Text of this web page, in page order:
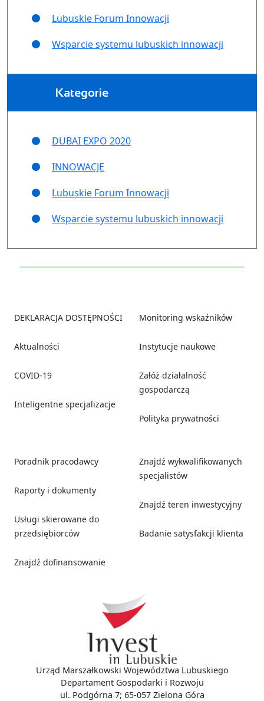
Lubuskie Forum Innowacji
Wsparcie systemu lubuskich innowacji
Kategorie
DUBAI EXPO 2020
INNOWACJE
Lubuskie Forum Innowacji
Wsparcie systemu lubuskich innowacji
DEKLARACJA DOSTĘPNOŚCI
Aktualności
COVID-19
Inteligentne specjalizacje
Monitoring wskaźników
Instytucje naukowe
Załóż działalność
gospodarczą
Polityka prywatności
Poradnik pracodawcy
Raporty i dokumenty
Usługi skierowane do
przedsiębiorców
Znajdź dofinansowanie
Znajdź wykwalifikowanych
specjalistów
Znajdź teren inwestycyjny
Badanie satysfakcji klienta
Urząd Marszałkowski Województwa Lubuskiego
Departament Gospodarki i Rozwoju
ul. Podgórna 7; 65-057 Zielona Góra